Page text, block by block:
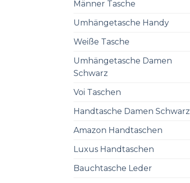
Männer Tasche
Umhängetasche Handy
Weiße Tasche
Umhängetasche Damen
Schwarz
Voi Taschen
Handtasche Damen Schwarz
Amazon Handtaschen
Luxus Handtaschen
Bauchtasche Leder